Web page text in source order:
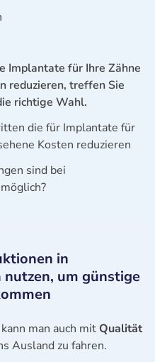
Implantate für Ihre Zähne
reduzieren, treffen Sie
richtige Wahl.
die für Implantate für
Kosten reduzieren
sind bei
in
um günstige
kann man auch mit Qualität
Ausland zu fahren.